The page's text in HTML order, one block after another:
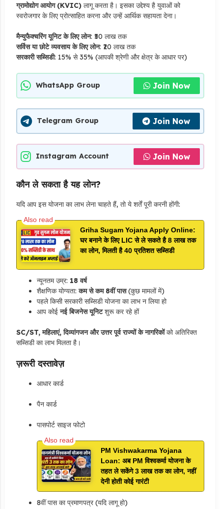
ग्रामोद्योग आयोग (KVIC)लागू करता है। इसका उद्देश्य है युवाओं को
स्वरोजगार के लिए प्रोत्साहित करना और उन्हें आर्थिक सहायता देना।
मैन्युफैक्चरिंग यूनिट के लिए लोन: ₹50 लाख तक
सर्विस या छोटे व्यवसाय के लिए लोन: ₹20 लाख तक
सरकारी सब्सिडी: 15% से 35% (आपकी श्रेणी और क्षेत्र के आधार पर)
WhatsApp Group Join Now
Telegram Group Join Now
Instagram Account Join Now
कौन ले सकता है यह लोन?
यदि आप इस योजना का लाभ लेना चाहते हैं, तो ये शर्तें पूरी करनी होंगी:
Griha Sugam Yojana Apply Online:
घर बनाने के लिए LIC से ले सकते है 8 लाख तक
का लोन, मिलती है 40 प्रतिशत सब्सिडी
न्यूनतम उम्र: 18 वर्ष
शैक्षणिक योग्यता:कम से कम 8वीं पास(कुछ मामलों में)
पहले किसी सरकारी सब्सिडी योजना का लाभ न लिया हो
आप कोईनई बिजनेस यूनिटशुरू कर रहे हों
SC/ST, महिलाएं, दिव्यांगजन और उत्तर पूर्व राज्यों के नागरिकोंको अतिरिक्त
सब्सिडी का लाभ मिलता है।
ज़रूरी दस्तावेज़
आधार कार्ड
पैन कार्ड
पासपोर्ट साइज फोटो
PM Vishwakarma Yojana
Loan: अब PM विश्वकर्मा योजना के
तहत ले सकेंगे 3 लाख तक का लोन, नहीं
देनी होती कोई गारंटी
8वीं पास का प्रमाणपत्र (यदि लागू हो)